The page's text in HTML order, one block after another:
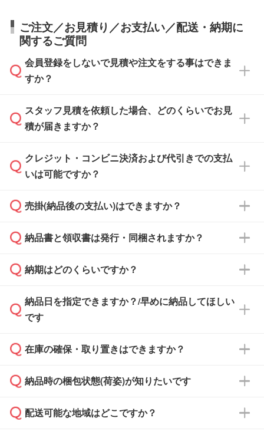
ご注文／お見積り／お支払い／配送・納期に
関するご質問
会員登録をしないで見積や注文をする事はできま
すか？
可能です。見積・注文フォームにて『ゲストの
まま進む』ボタンからお進みのうえ、ご依頼く
スタッフ見積を依頼した場合、どのくらいでお見
積が届きますか？
通常、翌営業日までにお送りしております。混
雑状況によっては、お時間をいただくこともご
依頼いただいた場合は、翌営業日以降のご連絡
クレジット・コンビニ決済および代引きでの支払
いは可能ですか？
銀行振込のみのご対応となります。
売掛(納品後の支払い)はできますか？
基本的には先入金をお願いしておりますが、自
どの場合は、月末締め翌月末払いに対応可能で
また、卒業・卒園記念品で対策委員会や個人様
校や幼稚園・保育園であれば、同様の条件でご
ご希望の際は担当スタッフまでお気軽にご相談
ください。
納品書と領収書は発行・同梱されますか？
納品書・領収書は ご依頼をいただいた場合の
ず、通常はPDFデータをメール添付でお送りし
ます。
たは注文フォームの『ご注文に関する備考欄』
納期はどのくらいですか？
・印刷する場合(500個程度)
ご入金、イメージ画像の校了から約2週間～2
ご入金確認後、1～2営業日で出荷いたしま
納品日を指定できますか？/早めに納品してほしい
です
ご希望の納期がある場合は、お問い合わせ・お
い。
応が可能かご案内いたします。
在庫の確保・取り置きはできますか？
ご入金確認後に在庫を確保し、注文確定のご連
はできかねますので予めご了承ください。
納品時の梱包状態(荷姿)が知りたいです
商品によって異なります。各ページにある商品
配送可能な地域はどこですか？